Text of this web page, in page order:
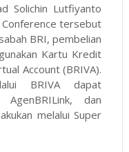
Solichin Lutfiyanto
tersebut
BRI, pembelian
Kartu Kredit
Account (BRIVA).
BRIVA dapat
dan
melalui Super